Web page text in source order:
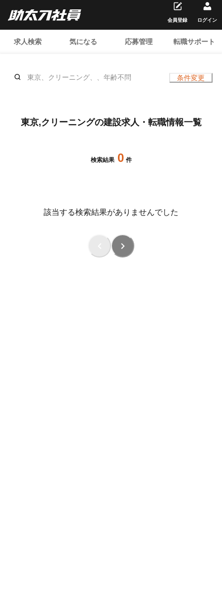
求人検索 気になる 応募管理 転職サポート
会員登録 ログイン
東京、クリーニング、、年齢不問 条件変更
東京,クリーニングの建設求人・転職情報一覧
検索結果 0 件
該当する検索結果がありませんでした